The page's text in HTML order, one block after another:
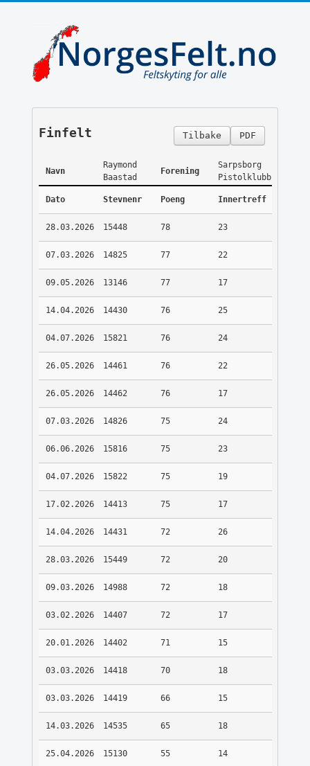
PDF
Tilbake
Finfelt
Navn
Raymond
Baastad
Forening
Sarpsborg
Pistolklubb
Dato Stevnenr Poeng Innertreff
28.03.2026 15448 78 23
07.03.2026 14825 77 22
09.05.2026 13146 77 17
14.04.2026 14430 76 25
04.07.2026 15821 76 24
26.05.2026 14461 76 22
26.05.2026 14462 76 17
07.03.2026 14826 75 24
06.06.2026 15816 75 23
04.07.2026 15822 75 19
17.02.2026 14413 75 17
14.04.2026 14431 72 26
28.03.2026 15449 72 20
09.03.2026 14988 72 18
03.02.2026 14407 72 17
20.01.2026 14402 71 15
03.03.2026 14418 70 18
03.03.2026 14419 66 15
14.03.2026 14535 65 18
25.04.2026 15130 55 14